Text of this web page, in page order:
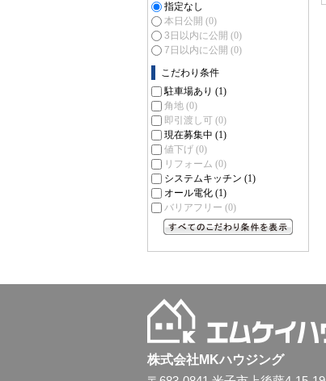
指定なし
本日公開 (0)
3日以内に公開 (0)
7日以内に公開 (0)
こだわり条件
駐車場あり (1)
角地 (0)
即引渡し可 (0)
現在募集中 (1)
値下げ (0)
リフォーム (0)
システムキッチン (1)
オール電化 (1)
バリアフリー (0)
株式会社MKハウジング